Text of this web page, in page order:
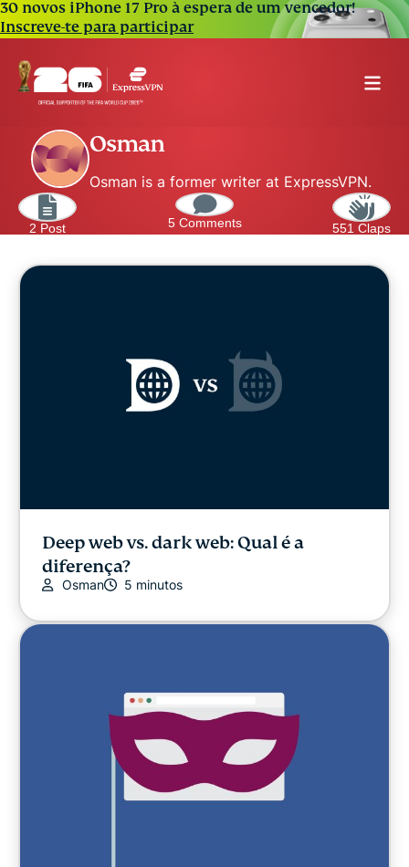
30 novos iPhone 17 Pro à espera de um vencedor!
Inscreve-te para participar
Osman
Osman is a former writer at ExpressVPN.
2 Post 5 Comments 551 Claps
Deep web vs. dark web: Qual é a
diferença?
Osman 5 minutos